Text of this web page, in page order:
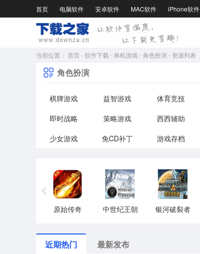
首页 电脑软件 安卓软件 MAC软件 iPhone软件
当前位置： 首页-软件下载 -单机游戏-角色扮演- 资源列表
角色扮演
棋牌游戏 益智游戏 体育竞技
即时战略
策略游戏 西西辅助
少女游戏
免CD补丁 游戏存档
原始传奇 中世纪王朝 银河破裂者
近期热门 最新发布